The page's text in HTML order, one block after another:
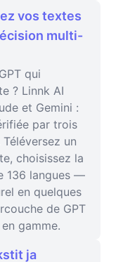
vos textes
multi-
qui
? Linnk AI
et Gemini :
par trois
Téléversez un
choisissez la
136 langues —
en quelques
de GPT
gamme.
ja